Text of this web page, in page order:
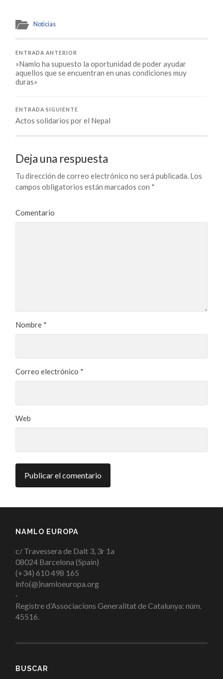
Noticias
ENTRADA ANTERIOR
»Namlo ha supuesto la oportunidad de poder ayudar
aquellos que se encuentran en unas condiciones muy
duras»
ENTRADA SIGUIENTE
Actos solidarios por el Nepal
Deja una respuesta
Tu dirección de correo electrónico no será publicada. Los
campos obligatorios están marcados con *
Comentario
Nombre *
Correo electrónico *
Web
NAMLO EUROPA
c/ Travessera de Dalt 3, 3r 1a
08024 Barcelona (Spain)
(+34) 610 498 165
info(@)namloeuropa.org
·
Registre d’Associacions Generalitat de Catalunya: núm.
45516.
BUSCAR